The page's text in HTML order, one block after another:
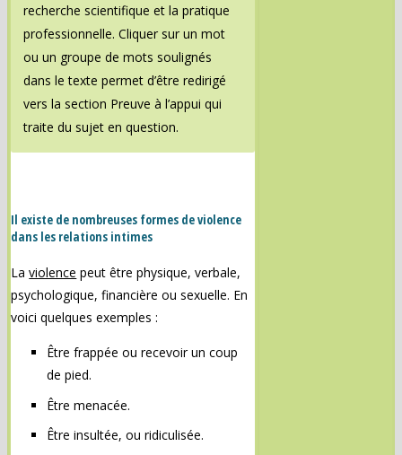
recherche scientifique et la pratique
professionnelle. Cliquer sur un mot
ou un groupe de mots soulignés
dans le texte permet d’être redirigé
vers la section Preuve à l’appui qui
traite du sujet en question.
Il existe de nombreuses formes de violence
dans les relations intimes
Laviolence peut être physique, verbale,
psychologique, financière ou sexuelle. En
voici quelques exemples :
Être frappée ou recevoir un coup
de pied.
Être menacée.
Être insultée, ou ridiculisée.